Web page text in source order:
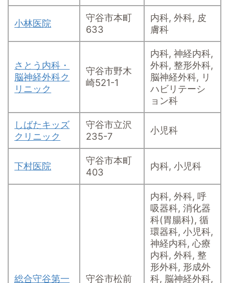
小林医院
守谷市本町
633
内科, 外科, 皮
膚科
さとう内科・
脳神経外科ク
リニック
守谷市野木
崎521-1
内科, 神経内科,
外科, 整形外科,
脳神経外科, リ
ハビリテーシ
ョン科
しばたキッズ
クリニック
守谷市立沢
235-7
小児科
下村医院
守谷市本町
403
内科, 小児科
総合守谷第一 守谷市松前
内科, 外科, 呼
吸器科, 消化器
科(胃腸科), 循
環器科, 小児科,
神経内科, 心療
内科, 外科, 整
形外科, 形成外
科, 脳神経外科,